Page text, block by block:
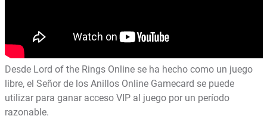
Desde Lord of the Rings Online se ha hecho como un juego
libre, el Señor de los Anillos Online Gamecard se puede
utilizar para ganar acceso VIP al juego por un período
razonable.